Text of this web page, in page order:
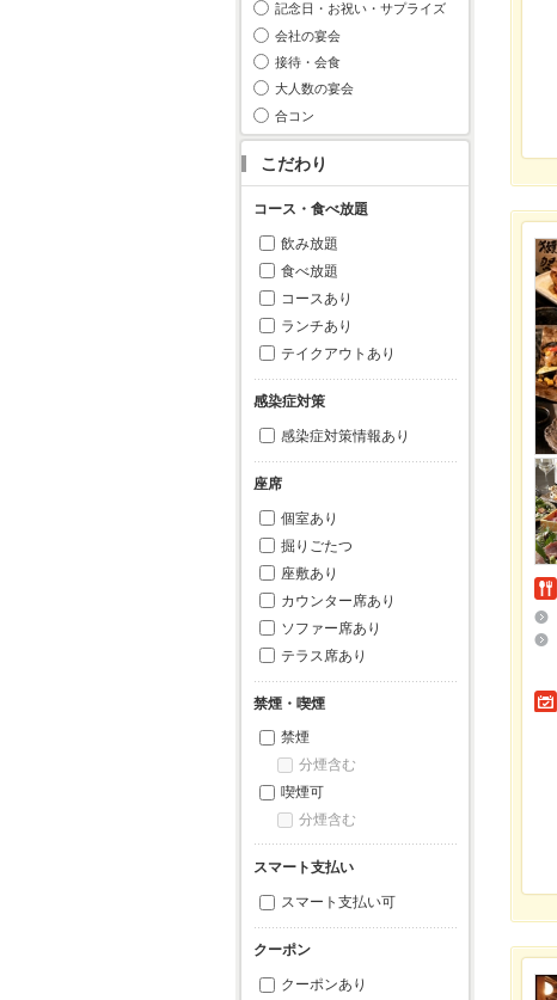
記念日・お祝い・サプライズ
会社の宴会
接待・会食
大人数の宴会
合コン
こだわり
コース・食べ放題
飲み放題
食べ放題
コースあり
ランチあり
テイクアウトあり
感染症対策
感染症対策情報あり
座席
個室あり
掘りごたつ
座敷あり
カウンター席あり
ソファー席あり
テラス席あり
禁煙・喫煙
禁煙
分煙含む
喫煙可
分煙含む
スマート支払い
スマート支払い可
クーポン
クーポンあり